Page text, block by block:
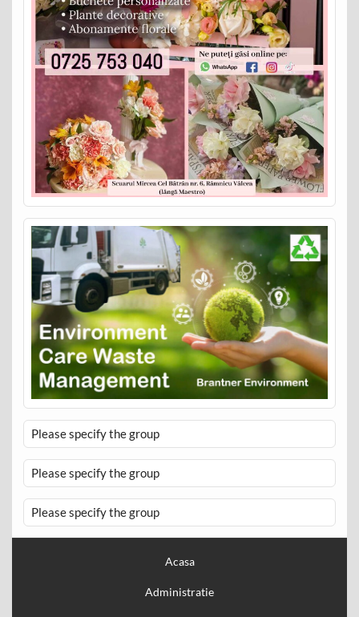
Please specify the group
Please specify the group
Please specify the group
Acasa
Administratie